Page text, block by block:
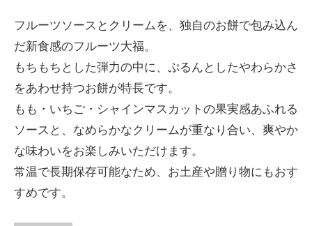
フルーツソースとクリームを、独自のお餅で包み込ん
だ新食感のフルーツ大福。
もちもちとした弾力の中に、ぷるんとしたやわらかさ
をあわせ持つお餅が特長です。
もも・いちご・シャインマスカットの果実感あふれる
ソースと、なめらかなクリームが重なり合い、爽やか
な味わいをお楽しみいただけます。
常温で長期保存可能なため、お土産や贈り物にもおす
すめです。